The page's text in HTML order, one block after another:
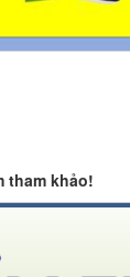
tham khảo!